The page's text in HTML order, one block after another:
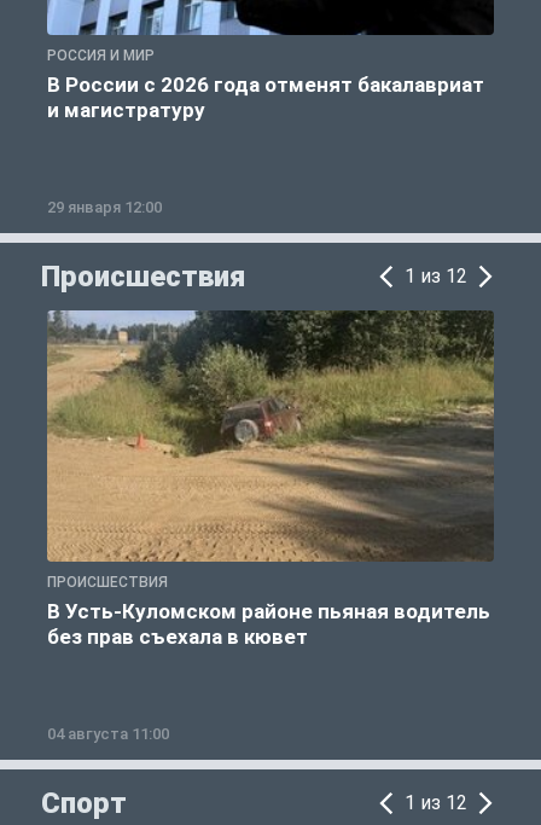
РОССИЯ И МИР
В России с 2026 года отменят бакалавриат
и магистратуру
29 января 12:00
Происшествия 1 из 12
ПРОИСШЕСТВИЯ
В Усть-Куломском районе пьяная водитель
без прав съехала в кювет
04 августа 11:00
Спорт 1 из 12